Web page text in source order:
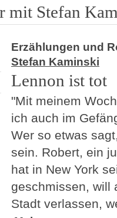
mit Stefan
Erzählungen und
Stefan Kaminski
Lennon ist tot
"Mit meinem
ich auch im
Wer so etwas
sein. Robert, ein
hat in New York
geschmissen, will
Stadt verlassen,